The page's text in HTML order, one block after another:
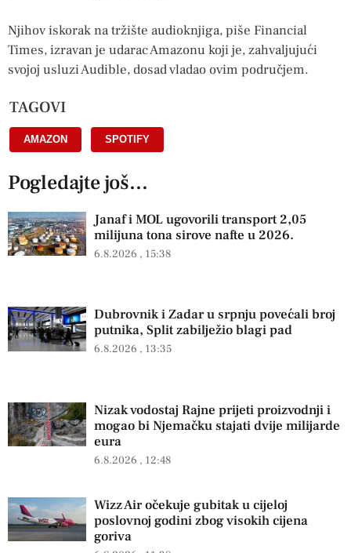
Njihov iskorak na tržište audioknjiga, piše Financial
Times, izravan je udarac Amazonu koji je, zahvaljujući
svojoj usluzi Audible, dosad vladao ovim područjem.
TAGOVI
AMAZON SPOTIFY
Pogledajte još...
Janaf i MOL ugovorili transport 2,05
milijuna tona sirove nafte u 2026.
6.8.2026 15:38
Dubrovnik i Zadar u srpnju povećali broj
putnika, Split zabilježio blagi pad
6.8.2026 13:35
Nizak vodostaj Rajne prijeti proizvodnji i
mogao bi Njemačku stajati dvije milijarde
eura
6.8.2026 12:48
Wizz Air očekuje gubitak u cijeloj
poslovnoj godini zbog visokih cijena
goriva